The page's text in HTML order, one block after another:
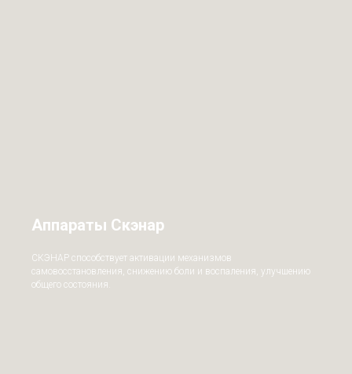
Аппараты Скэнар
СКЭНАР способствует активации механизмов
самовосстановления, снижению боли и воспаления, улучшению
общего состояния.